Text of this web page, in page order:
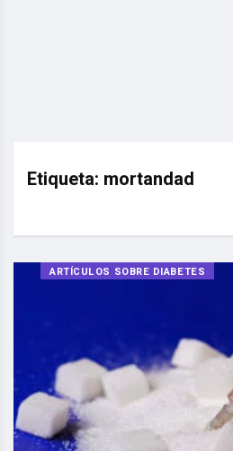
Etiqueta: mortandad
ARTÍCULOS SOBRE DIABETES